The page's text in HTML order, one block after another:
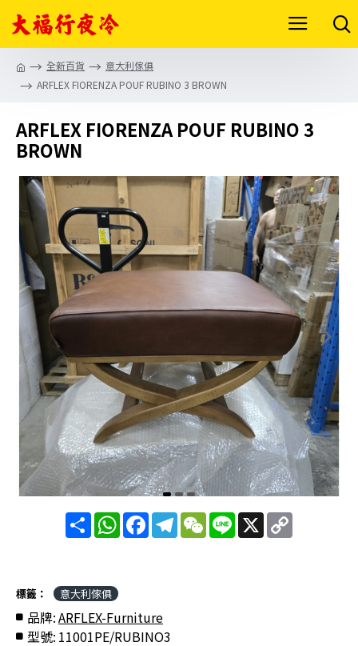
全新百貨
意大利傢俱
ARFLEX FIORENZA POUF RUBINO 3 BROWN
ARFLEX FIORENZA POUF RUBINO 3
BROWN
分
享
WhatsAppFacebookTelegram
WeChat
Line X Copy
Link
標籤： 意大利傢俱
品牌:ARFLEX-Furniture
型號: 11001PE/RUBINO3